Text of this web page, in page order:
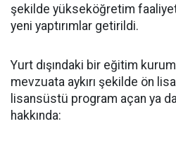
şekilde yükseköğretim
yeni yaptırımlar getirildi.
Yurt dışındaki bir eğitim
mevzuata aykırı şekilde ön
lisansüstü program açan ya
hakkında: